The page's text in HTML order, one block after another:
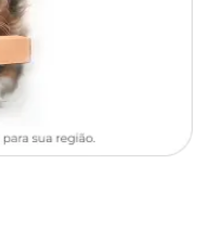
fácil de limpar, plastic
Marmorado Médio
pelo site, app ou